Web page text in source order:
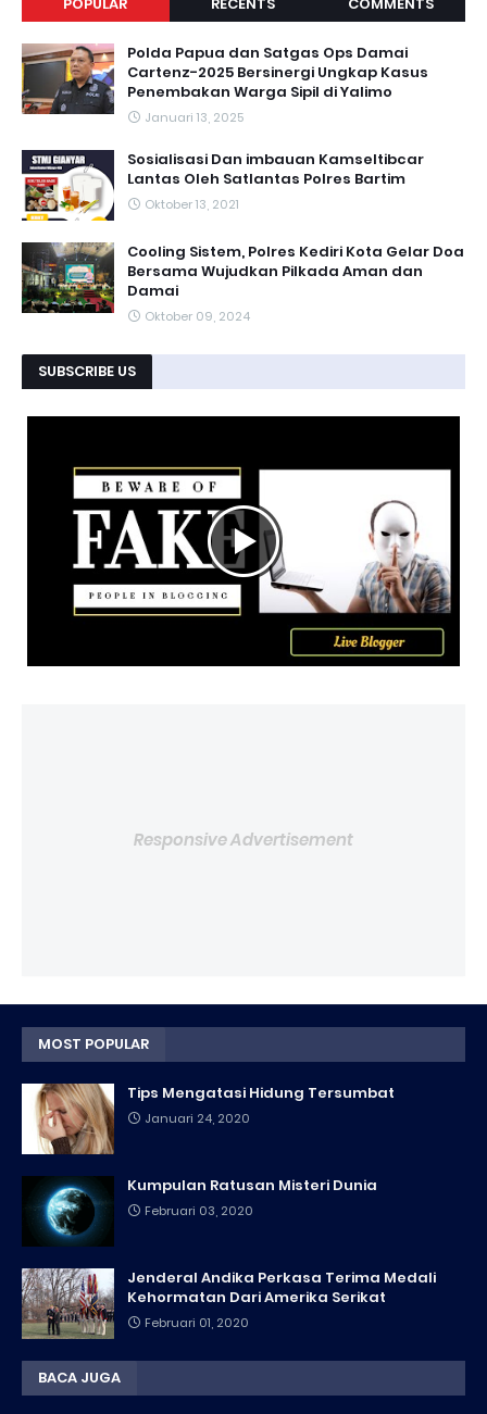
Polda Papua dan Satgas Ops Damai
Cartenz-2025 Bersinergi Ungkap Kasus
Penembakan Warga Sipil di Yalimo
Januari 13, 2025
Sosialisasi Dan imbauan Kamseltibcar
Lantas Oleh Satlantas Polres Bartim
Oktober 13, 2021
Cooling Sistem, Polres Kediri Kota Gelar Doa
Bersama Wujudkan Pilkada Aman dan
Damai
Oktober 09, 2024
SUBSCRIBE US
Responsive Advertisement
MOST POPULAR
Tips Mengatasi Hidung Tersumbat
Januari 24, 2020
Kumpulan Ratusan Misteri Dunia
Februari 03, 2020
Jenderal Andika Perkasa Terima Medali
Kehormatan Dari Amerika Serikat
Februari 01, 2020
BACA JUGA